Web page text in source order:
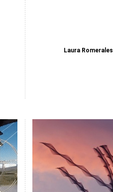
Laura Romerales